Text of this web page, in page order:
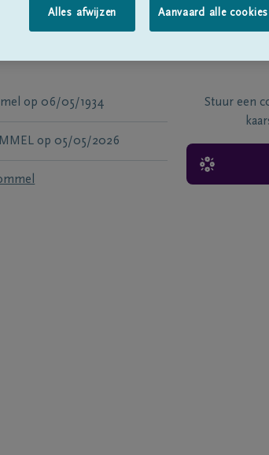
op 06/05/1934
op 05/05/2026
Stuur een
Alles afwijzen Aanvaard alle cookies